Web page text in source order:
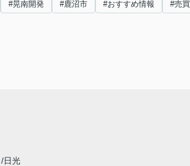
#晃南開発 #鹿沼市 #おすすめ情報 #売買
日光